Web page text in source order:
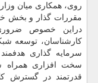
روی، همکاری میان
مقررات گذار و بخش
دراین خصوص
سرمایه گذاری
سخت افزاری همراه
قدرتمند در گسترش